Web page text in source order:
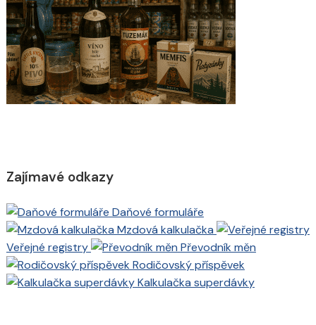
Zajímavé odkazy
Daňové formuláře
Mzdová kalkulačka
Veřejné registry
Převodník měn
Rodičovský příspěvek
Kalkulačka superdávky